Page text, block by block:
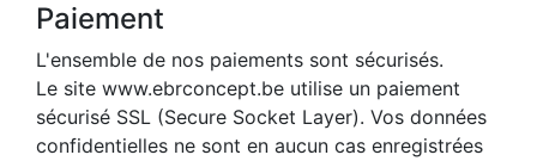
Paiement
L'ensemble de nos paiements sont sécurisés.
Le site www.ebrconcept.be utilise un paiement
sécurisé SSL (Secure Socket Layer). Vos données
confidentielles ne sont en aucun cas enregistrées